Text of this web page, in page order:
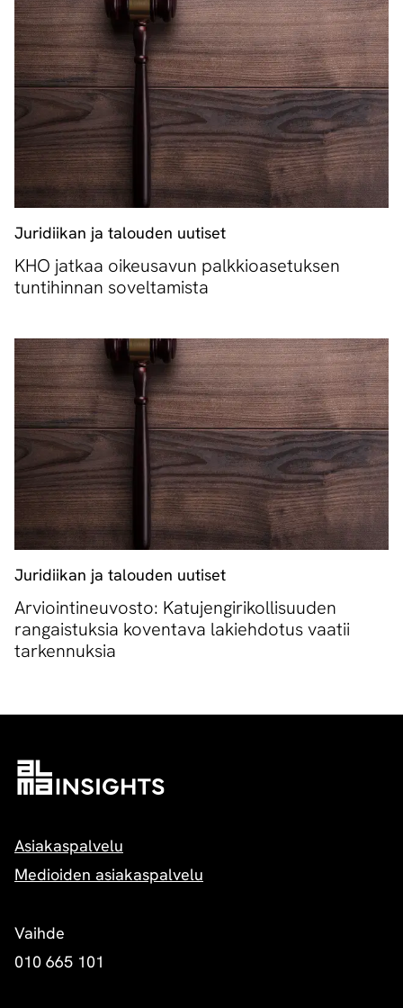
Juridiikan ja talouden uutiset
KHO jatkaa oikeusavun palkkioasetuksen
tuntihinnan soveltamista
Juridiikan ja talouden uutiset
Arviointineuvosto: Katujengirikollisuuden
rangaistuksia koventava lakiehdotus vaatii
tarkennuksia
Asiakaspalvelu
Medioiden asiakaspalvelu
Vaihde
010 665 101